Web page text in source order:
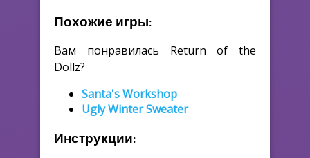
Похожие игры:
Вам понравилась Return of the
Dollz?
Santa's Workshop
Ugly Winter Sweater
Инструкции: